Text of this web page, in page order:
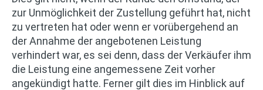
zur Unmöglichkeit der Zustellung geführt hat, nicht
zu vertreten hat oder wenn er vorübergehend an
der Annahme der angebotenen Leistung
verhindert war, es sei denn, dass der Verkäufer ihm
die Leistung eine angemessene Zeit vorher
angekündigt hatte. Ferner gilt dies im Hinblick auf